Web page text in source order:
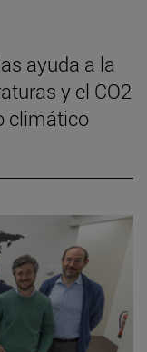
ayuda a la
y el CO2
climático